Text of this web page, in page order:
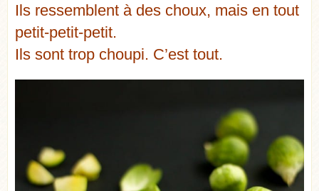
Ils ressemblent à des choux, mais en tout
petit-petit-petit.
Ils sont trop choupi. C’est tout.